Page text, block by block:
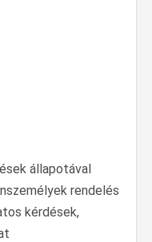
állapotával
rendelés
kérdések,